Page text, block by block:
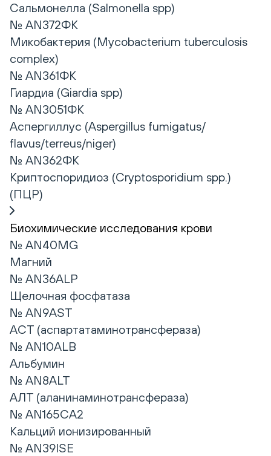
Сальмонелла (Salmonella spp)
№ AN372ФК
Микобактерия (Mycobacterium tuberculosis
complex)
№ AN361ФК
Гиардиа (Giardia spp)
№ AN3051ФК
Аспергиллус (Aspergillus fumigatus/
flavus/terreus/niger)
№ AN362ФК
Криптоспоридиоз (Cryptosporidium spp.)
(ПЦР)
Биохимические исследования крови
№ AN40MG
Магний
№ AN36ALP
Щелочная фосфатаза
№ AN9AST
АСТ (аспартатаминотрансфераза)
№ AN10ALB
Альбумин
№ AN8ALT
АЛТ (аланинаминотрансфераза)
№ AN165CA2
Кальций ионизированный
№ AN39ISE